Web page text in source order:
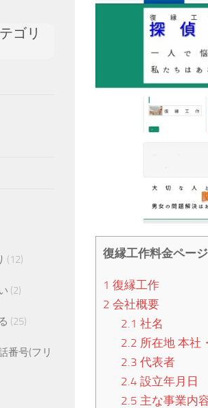
復縁工作料金ペー
1 復縁工作
2 会社概要
2.1 社名
2.2 所在地 本社
2.3 代表者
2.4 設立年月日
2.5 主な事業内
ゴリ
(12)
(2)
(25)
番号(フリ